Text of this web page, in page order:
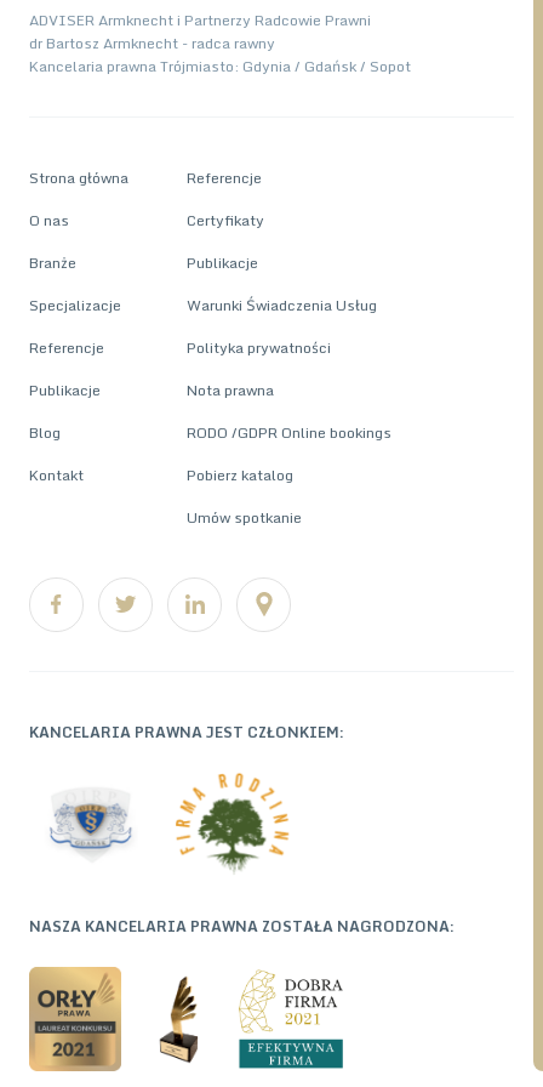
ADVISER Armknecht i Partnerzy Radcowie Prawni
dr Bartosz Armknecht - radca rawny
Kancelaria prawna Trójmiasto: Gdynia / Gdańsk / Sopot
Strona główna
O nas
Branże
Specjalizacje
Referencje
Publikacje
Blog
Kontakt
Referencje
Certyfikaty
Publikacje
Warunki Świadczenia Usług
Polityka prywatności
Nota prawna
RODO /GDPR Online bookings
Pobierz katalog
Umów spotkanie
KANCELARIA PRAWNA JEST CZŁONKIEM:
NASZA KANCELARIA PRAWNA ZOSTAŁA NAGRODZONA: